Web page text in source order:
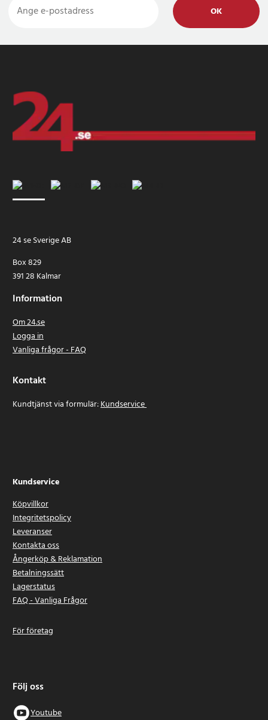
OK
24 se Sverige AB
Box 829
391 28 Kalmar
Information
Om 24.se
Logga in
Vanliga frågor - FAQ
Kontakt
Kundtjänst via formulär:Kundservice
Kundservice
Köpvillkor
Integritetspolicy
Leveranser
Kontakta oss
Ångerköp & Reklamation
Betalningssätt
Lagerstatus
FAQ - Vanliga Frågor
För företag
Följ oss
Youtube